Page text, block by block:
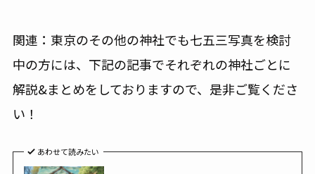
関連：東京のその他の神社でも七五三写真を検討
中の方には、下記の記事でそれぞれの神社ごとに
解説&まとめをしておりますので、是非ご覧くださ
い！
あわせて読みたい